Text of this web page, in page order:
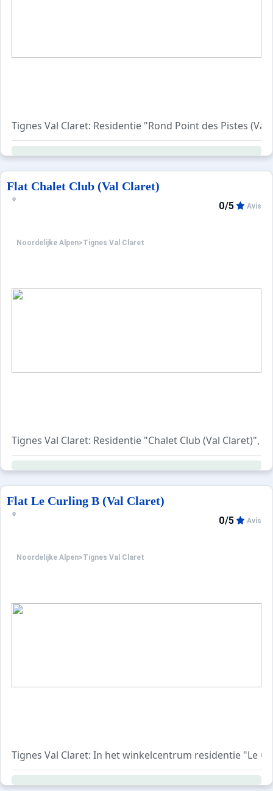
Tignes Val Claret: Residentie "Rond Point des Pistes
Flat Chalet Club (Val Claret)
Noordelijke Alpen>Tignes Val Claret
0/5 Avis
Tignes Val Claret: Residentie "Chalet Club (Val
Flat Le Curling B (Val Claret)
Noordelijke Alpen>Tignes Val Claret
0/5 Avis
Tignes Val Claret: In het winkelcentrum residentie "Le